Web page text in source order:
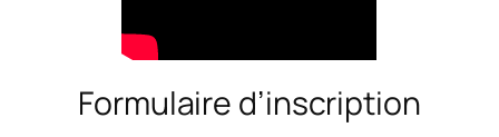
Formulaire d’inscription